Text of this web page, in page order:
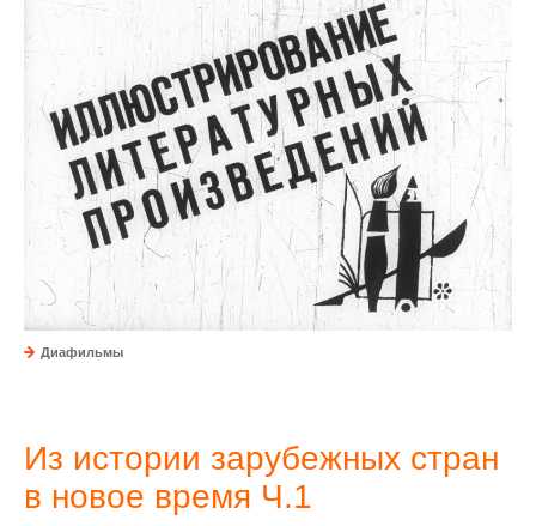
Диафильмы
Из истории зарубежных стран
в новое время Ч.1